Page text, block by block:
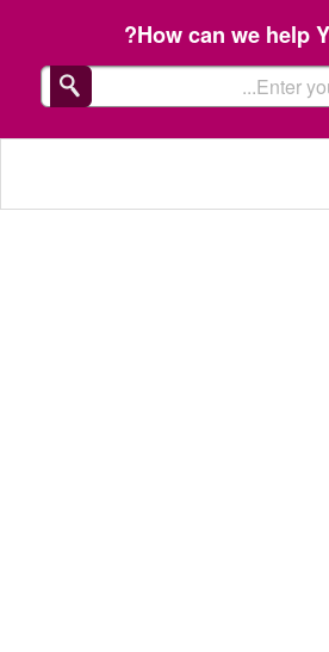
How can we help